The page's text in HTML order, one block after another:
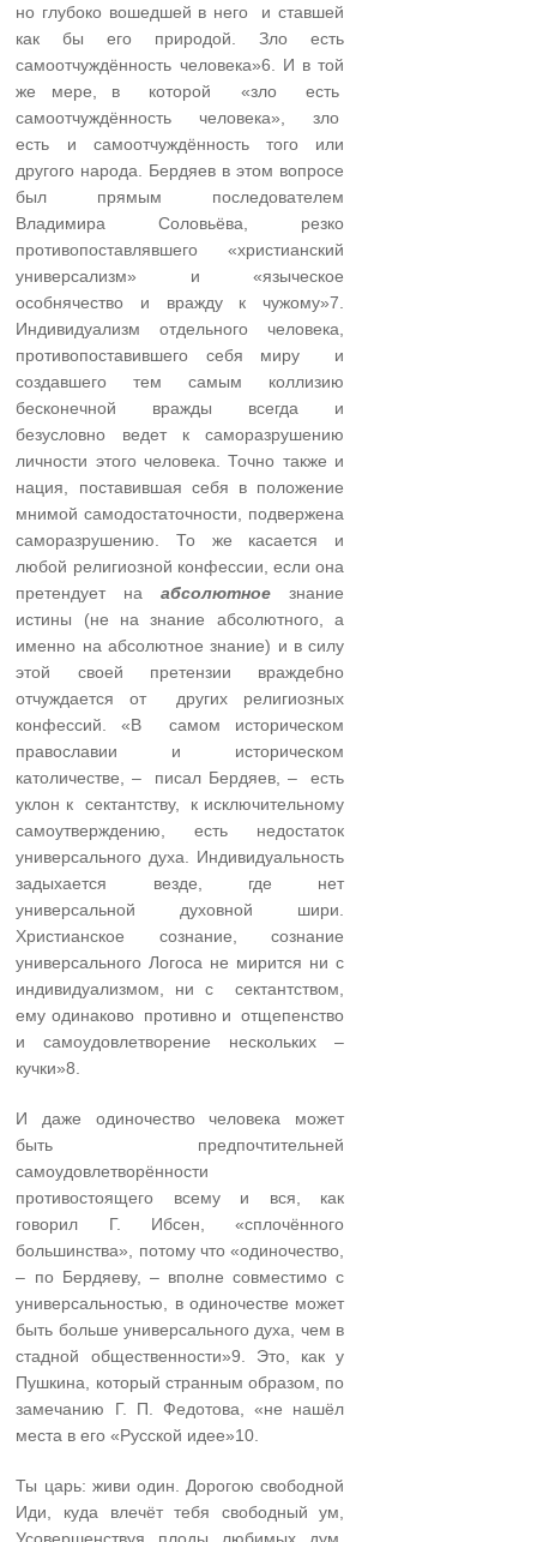
но глубоко вошедшей в него и ставшей
как бы его природой. Зло есть
самоотчуждённость человека»6. И в той
же мере, в которой «зло есть
самоотчуждённость человека», зло
есть и самоотчуждённость того или
другого народа. Бердяев в этом вопросе
был прямым последователем
Владимира Соловьёва, резко
противопоставлявшего «христианский
универсализм» и «языческое
особнячество и вражду к чужому»7.
Индивидуализм отдельного человека,
противопоставившего себя миру и
создавшего тем самым коллизию
бесконечной вражды всегда и
безусловно ведет к саморазрушению
личности этого человека. Точно также и
нация, поставившая себя в положение
мнимой самодостаточности, подвержена
саморазрушению. То же касается и
любой религиозной конфессии, если она
претендует наабсолютноезнание
истины (не на знание абсолютного, а
именно на абсолютное знание) и в силу
этой своей претензии враждебно
отчуждается от других религиозных
конфессий. «В самом историческом
православии и историческом
католичестве, – писал Бердяев, – есть
уклон к сектантству, к исключительному
самоутверждению, есть недостаток
универсального духа. Индивидуальность
задыхается везде, где нет
универсальной духовной шири.
Христианское сознание, сознание
универсального Логоса не мирится ни с
индивидуализмом, ни с сектантством,
ему одинаково противно и отщепенство
и самоудовлетворение нескольких –
кучки»8.
И даже одиночество человека может
быть предпочтительней
самоудовлетворённости
противостоящего всему и вся, как
говорил Г. Ибсен, «сплочённого
большинства», потому что «одиночество,
– по Бердяеву, – вполне совместимо с
универсальностью, в одиночестве может
быть больше универсального духа, чем в
стадной общественности»9. Это, как у
Пушкина, который странным образом, по
замечанию Г. П. Федотова, «не нашёл
места в его «Русской идее»10.
Ты царь: живи один. Дорогою свободной
Иди, куда влечёт тебя свободный ум,
Усовершенствуя плоды любимых дум,